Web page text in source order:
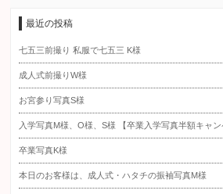
最近の投稿
七五三前撮り 私服で七五三 K様
成人式前撮りW様
お宮参り写真S様
入学写真M様、O様、S様 【卒業入学写真半額キャン
卒業写真K様
本日のお客様は、成人式・ハタチの振袖写真M様